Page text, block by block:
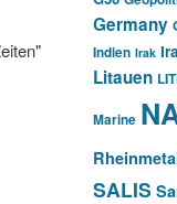
Germany
Indien Irak
Litauen
Marine
SALIS